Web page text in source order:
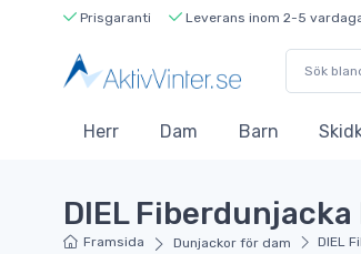
Prisgaranti Leverans inom 2-5
Herr Dam Barn
DIEL Fiberdunjacka
Framsida Dunjackor för dam DIEL